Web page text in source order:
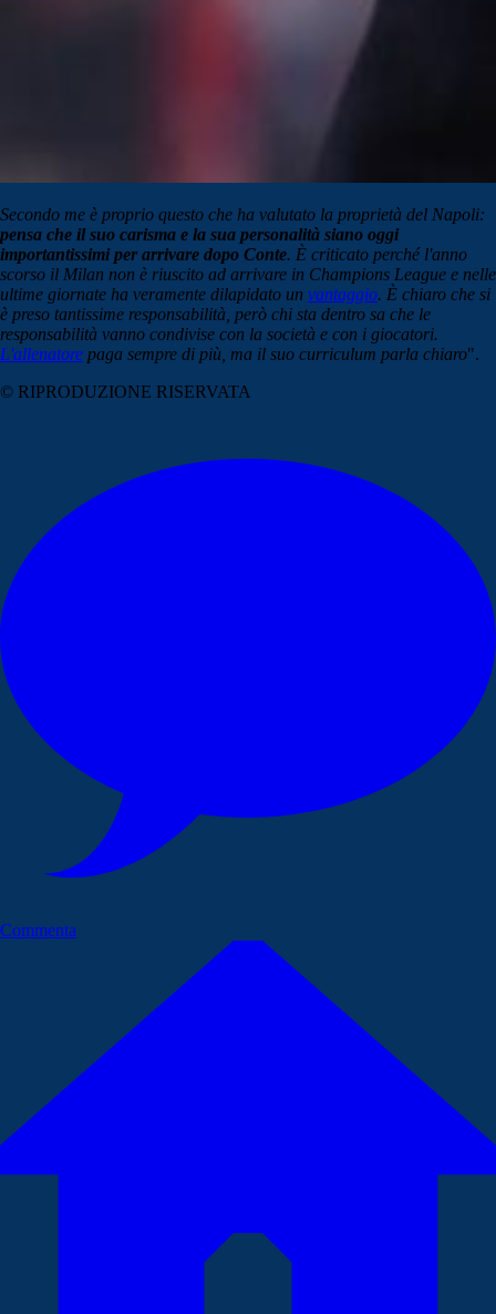
Secondo me è proprio questo che ha valutato la proprietà del Napoli:
pensa che il suo carisma e la sua personalità siano oggi
importantissimi per arrivare dopo Conte. È criticato perché l'anno
scorso il Milan non è riuscito ad arrivare in Champions League e nelle
ultime giornate ha veramente dilapidato un vantaggio. È chiaro che si
è preso tantissime responsabilità, però chi sta dentro sa che le
responsabilità vanno condivise con la società e con i giocatori.
L'allenatore paga sempre di più, ma il suo curriculum parla chiaro".
© RIPRODUZIONE RISERVATA
Commenta